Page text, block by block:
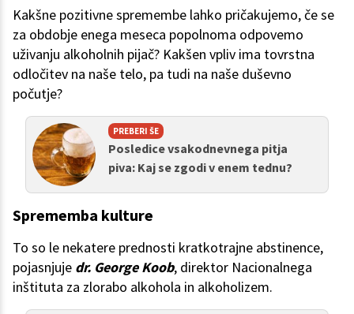
Kakšne pozitivne spremembe lahko pričakujemo, če se
za obdobje enega meseca popolnoma odpovemo
uživanju alkoholnih pijač? Kakšen vpliv ima tovrstna
odločitev na naše telo, pa tudi na naše duševno
počutje?
PREBERI ŠE
Posledice vsakodnevnega pitja
piva: Kaj se zgodi v enem tednu?
Sprememba kulture
To so le nekatere prednosti kratkotrajne abstinence,
pojasnjuje dr. George Koob, direktor Nacionalnega
inštituta za zlorabo alkohola in alkoholizem.